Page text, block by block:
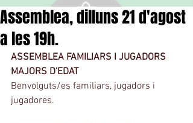
Assemblea, dilluns 21 d'agost
a les 19h.
ASSEMBLEA FAMILIARS I JUGADORS
MAJORS D'EDAT
Benvolguts/es familiars, jugadors i
jugadores.